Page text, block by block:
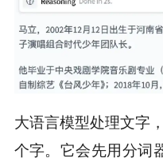
大语言模型处理文字
个字。它会先用分词